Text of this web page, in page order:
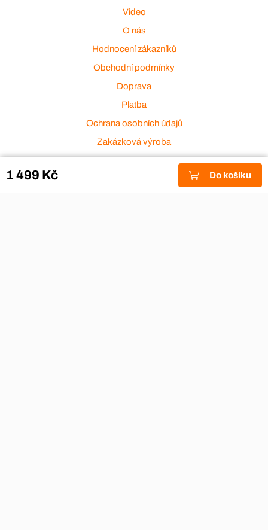
1 499 Kč Do košíku
Video
O nás
Hodnocení zákazníků
Obchodní podmínky
Doprava
Platba
Ochrana osobních údajů
Zakázková výroba
Zákaznický servis